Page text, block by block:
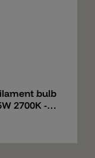
bulb
2700K -